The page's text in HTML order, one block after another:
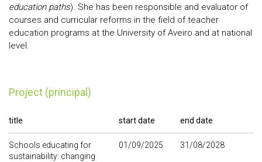
education paths). She has been responsible and evaluator of
courses and curricular reforms in the field of teacher
education programs at the University of Aveiro and at national
level.
Project (principal)
title start date end date
Schools educating for
sustainability: changing
01/09/2025 31/08/2028